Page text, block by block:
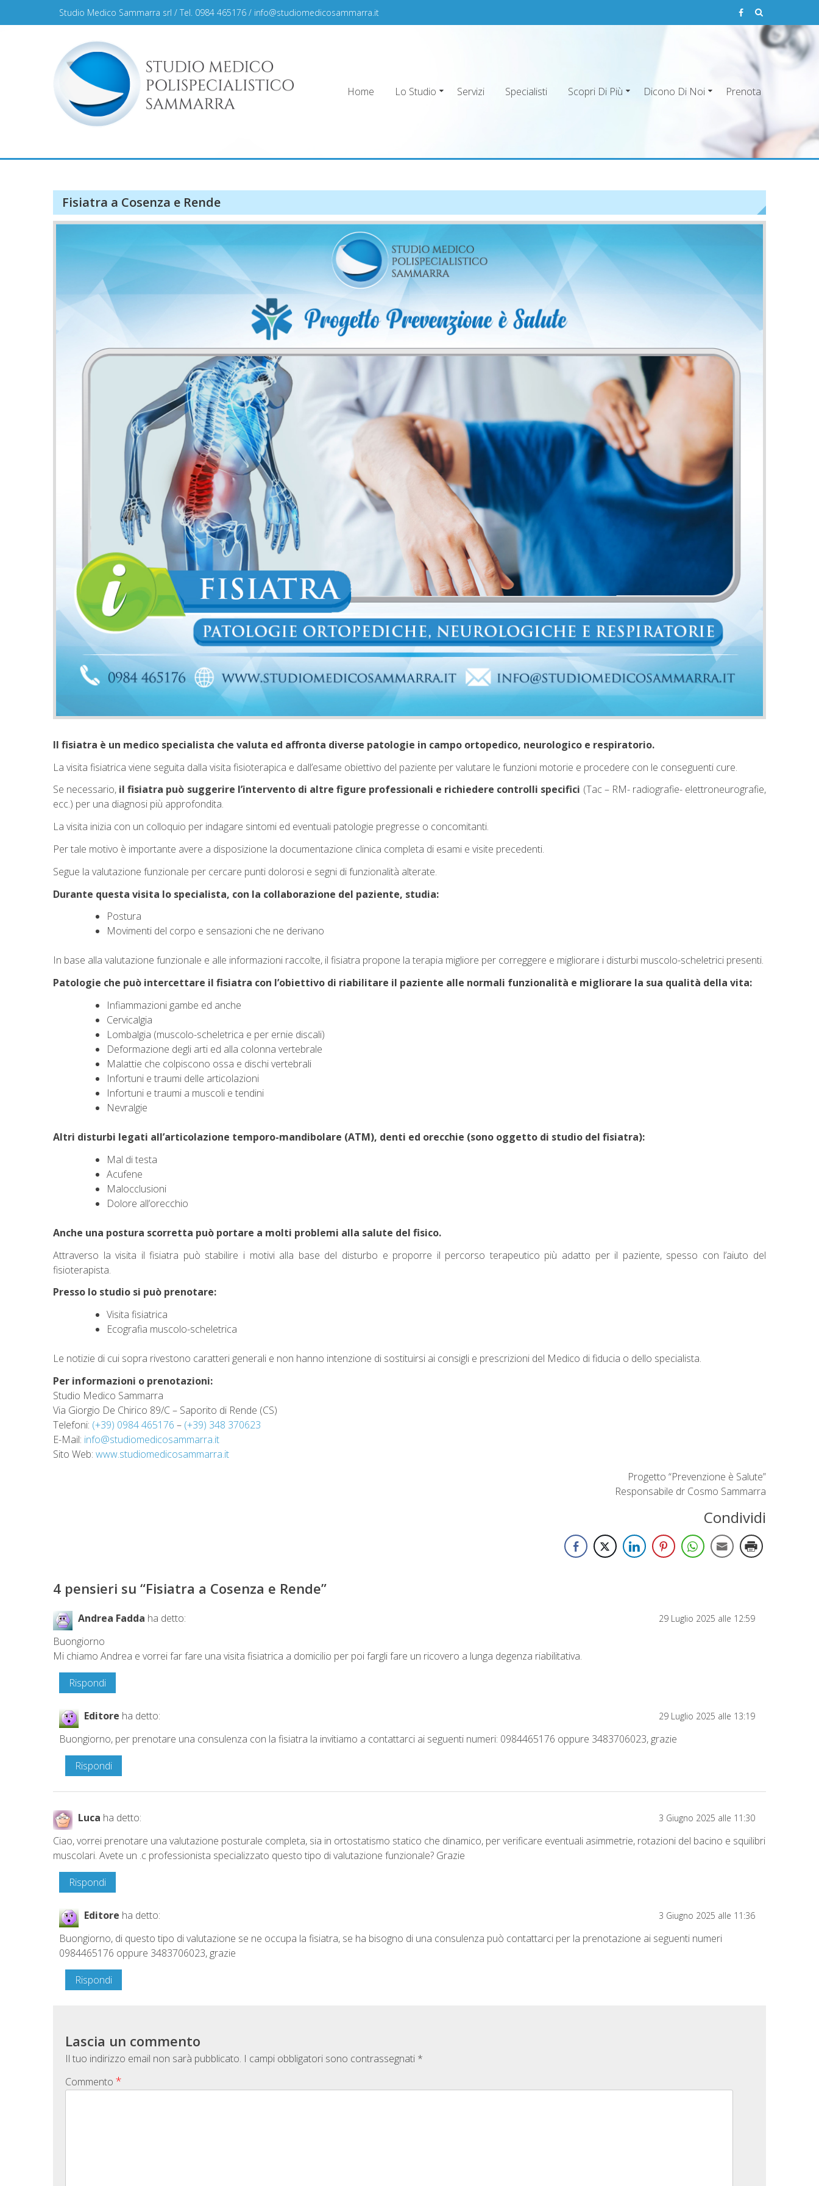
Studio Medico Sammarra srl / Tel. 0984 465176 / info@studiomedicosammarra.it
Home Lo Studio Servizi Specialisti Scopri Di Più Dicono Di Noi Prenota
Fisiatra a Cosenza e Rende
Il fisiatra è un medico specialista che valuta ed affronta diverse patologie in campo ortopedico, neurologico e respiratorio.
La visita fisiatrica viene seguita dalla visita fisioterapica e dall’esame obiettivo del paziente per valutare le funzioni motorie e procedere con le conseguenti cure.
Se necessario, il fisiatra può suggerire l’intervento di altre figure professionali e richiedere controlli specifici (Tac – RM- radiografie- elettroneurografie,
ecc.) per una diagnosi più approfondita.
La visita inizia con un colloquio per indagare sintomi ed eventuali patologie pregresse o concomitanti.
Per tale motivo è importante avere a disposizione la documentazione clinica completa di esami e visite precedenti.
Segue la valutazione funzionale per cercare punti dolorosi e segni di funzionalità alterate.
Durante questa visita lo specialista, con la collaborazione del paziente, studia:
Postura
Movimenti del corpo e sensazioni che ne derivano
In base alla valutazione funzionale e alle informazioni raccolte, il fisiatra propone la terapia migliore per correggere e migliorare i disturbi muscolo-scheletrici presenti.
Patologie che può intercettare il fisiatra con l’obiettivo di riabilitare il paziente alle normali funzionalità e migliorare la sua qualità della vita:
Infiammazioni gambe ed anche
Cervicalgia
Lombalgia (muscolo-scheletrica e per ernie discali)
Deformazione degli arti ed alla colonna vertebrale
Malattie che colpiscono ossa e dischi vertebrali
Infortuni e traumi delle articolazioni
Infortuni e traumi a muscoli e tendini
Nevralgie
Altri disturbi legati all’articolazione temporo-mandibolare (ATM), denti ed orecchie (sono oggetto di studio del fisiatra):
Mal di testa
Acufene
Malocclusioni
Dolore all’orecchio
Anche una postura scorretta può portare a molti problemi alla salute del fisico.
Attraverso la visita il fisiatra può stabilire i motivi alla base del disturbo e proporre il percorso terapeutico più adatto per il paziente, spesso con l’aiuto del
fisioterapista.
Presso lo studio si può prenotare:
Visita fisiatrica
Ecografia muscolo-scheletrica
Le notizie di cui sopra rivestono caratteri generali e non hanno intenzione di sostituirsi ai consigli e prescrizioni del Medico di fiducia o dello specialista.
Per informazioni o prenotazioni:
Studio Medico Sammarra
Via Giorgio De Chirico 89/C – Saporito di Rende (CS)
Telefoni: (+39) 0984 465176 – (+39) 348 370623
E-Mail: info@studiomedicosammarra.it
Sito Web: www.studiomedicosammarra.it
Progetto “Prevenzione è Salute”
Responsabile dr Cosmo Sammarra
Condividi
4 pensieri su “Fisiatra a Cosenza e Rende”
Andrea Fadda ha detto: 29 Luglio 2025 alle 12:59
Buongiorno
Mi chiamo Andrea e vorrei far fare una visita fisiatrica a domicilio per poi fargli fare un ricovero a lunga degenza riabilitativa.
Rispondi
Editore ha detto: 29 Luglio 2025 alle 13:19
Buongiorno, per prenotare una consulenza con la fisiatra la invitiamo a contattarci ai seguenti numeri: 0984465176 oppure 3483706023, grazie
Rispondi
Luca ha detto: 3 Giugno 2025 alle 11:30
Ciao, vorrei prenotare una valutazione posturale completa, sia in ortostatismo statico che dinamico, per verificare eventuali asimmetrie, rotazioni del bacino e squilibri
muscolari. Avete un .c professionista specializzato questo tipo di valutazione funzionale? Grazie
Rispondi
Editore ha detto: 3 Giugno 2025 alle 11:36
Buongiorno, di questo tipo di valutazione se ne occupa la fisiatra, se ha bisogno di una consulenza può contattarci per la prenotazione ai seguenti numeri
0984465176 oppure 3483706023, grazie
Rispondi
Lascia un commento
Il tuo indirizzo email non sarà pubblicato. I campi obbligatori sono contrassegnati *
Commento *